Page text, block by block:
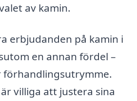
av kamin.
erbjudanden på kamin i
en annan fördel –
förhandlingsutrymme.
villiga att justera sina